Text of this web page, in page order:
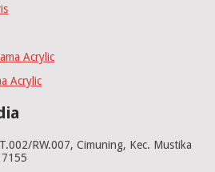
Acrylic
RW.007, Cimuning, Kec. Mustika